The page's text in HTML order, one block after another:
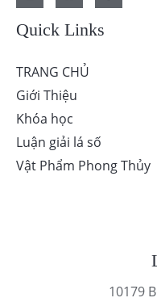
Quick Links
TRANG CHỦ
Giới Thiệu
Khóa học
Luận giải lá số
Vật Phẩm Phong Thủy
10179